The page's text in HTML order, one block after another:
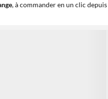
, à commander en un clic